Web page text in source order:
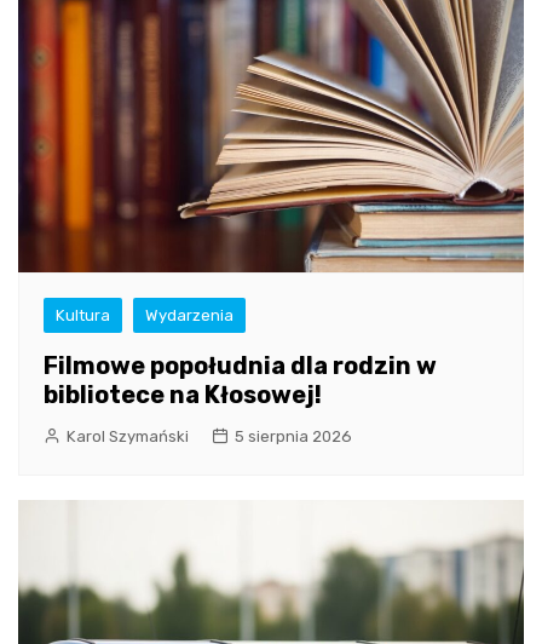
Kultura Wydarzenia
Filmowe popołudnia dla rodzin w
bibliotece na Kłosowej!
Karol Szymański 5 sierpnia 2026